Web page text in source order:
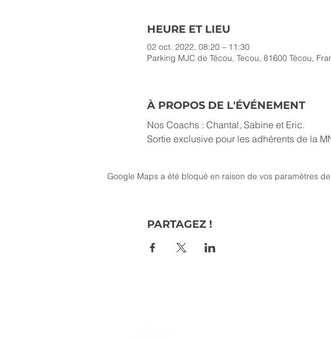
HEURE ET LIEU
02 oct. 2022, 08:20 – 11:30
Parking MJC de Técou, Tecou, 81600 Técou,
À PROPOS DE L'ÉVÉNEMENT
Nos Coachs : Chantal, Sabine et Eric.
Sortie exclusive pour les adhérents de la
Google Maps a été bloqué en raison de vos paramètres
PARTAGEZ !